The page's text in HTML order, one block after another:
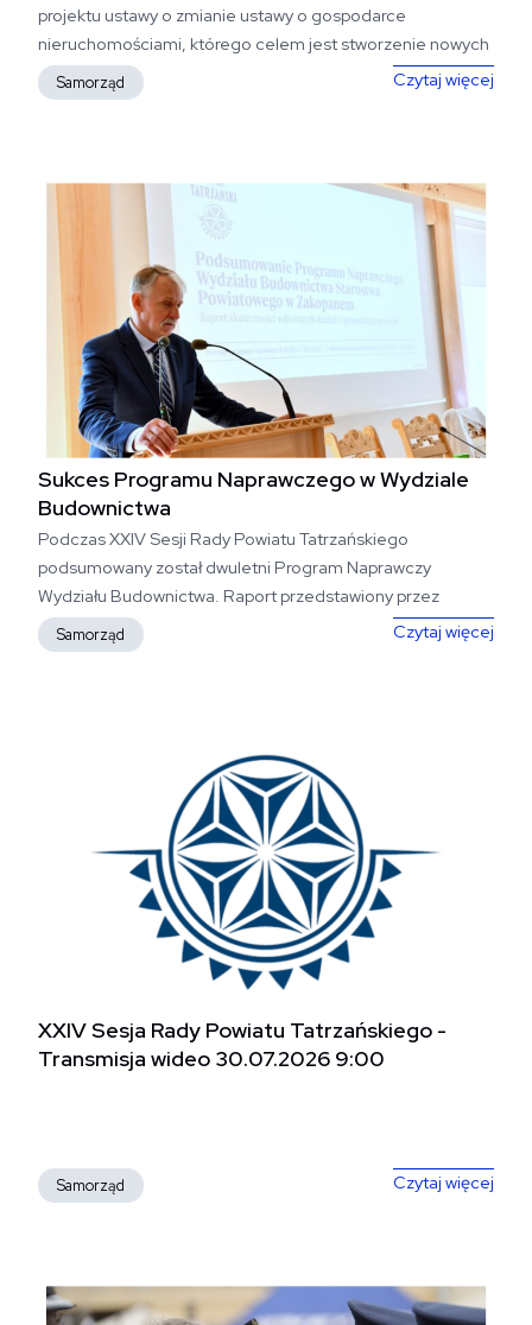
projektu ustawy o zmianie ustawy o gospodarce
nieruchomościami, którego celem jest stworzenie nowych
rozwiązań prawnych ułatwiających...
Samorząd Czytaj więcej
Sukces Programu Naprawczego w Wydziale
Budownictwa
Podczas XXIV Sesji Rady Powiatu Tatrzańskiego
podsumowany został dwuletni Program Naprawczy
Wydziału Budownictwa. Raport przedstawiony przez
Starostę Andrzeja Skupnia wykazał osiągnięte efekty,...
Samorząd Czytaj więcej
XXIV Sesja Rady Powiatu Tatrzańs­kiego -​
Transmisja wideo 30.07.2026 9:00
Samorząd Czytaj więcej